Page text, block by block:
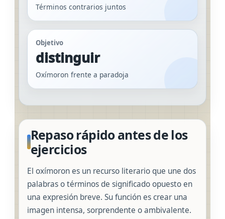
Términos contrarios juntos
Objetivo
distinguir
Oxímoron frente a paradoja
Repaso rápido antes de los
ejercicios
El oxímoron es un recurso literario que une dos
palabras o términos de significado opuesto en
una expresión breve. Su función es crear una
imagen intensa, sorprendente o ambivalente.